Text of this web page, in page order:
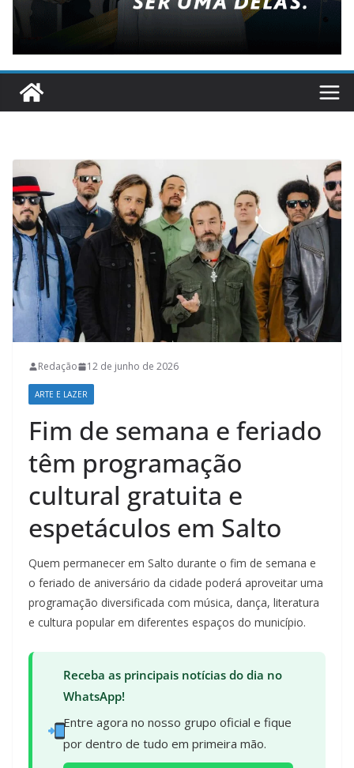
Redação 12 de junho de 2026
ARTE E LAZER
Fim de semana e feriado
têm programação
cultural gratuita e
espetáculos em Salto
Quem permanecer em Salto durante o fim de semana e
o feriado de aniversário da cidade poderá aproveitar uma
programação diversificada com música, dança, literatura
e cultura popular em diferentes espaços do município.
Receba as principais notícias do dia no
WhatsApp!
Entre agora no nosso grupo oficial e fique
por dentro de tudo em primeira mão.